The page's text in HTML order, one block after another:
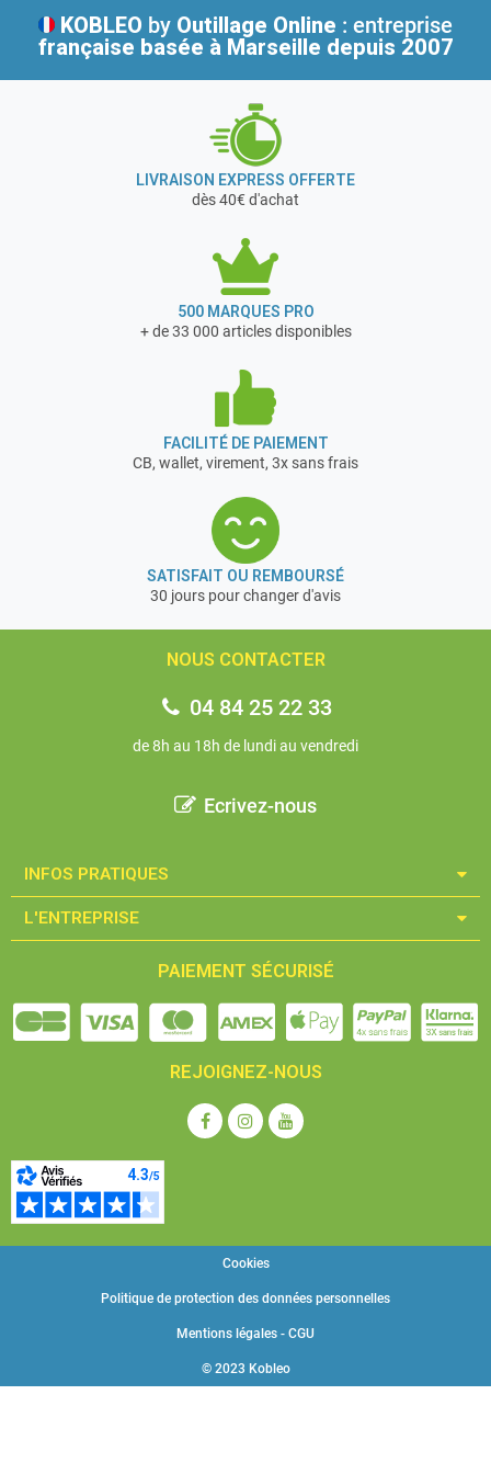
KOBLEO by Outillage Online : entreprise
française basée à Marseille depuis 2007
LIVRAISON EXPRESS OFFERTE
dès 40€ d'achat
500 MARQUES PRO
+ de 33 000 articles disponibles
FACILITÉ DE PAIEMENT
CB, wallet, virement, 3x sans frais
SATISFAIT OU REMBOURSÉ
30 jours pour changer d'avis
NOUS CONTACTER
04 84 25 22 33
de 8h au 18h de lundi au vendredi
Ecrivez-nous
INFOS PRATIQUES​
L'ENTREPRISE​
PAIEMENT SÉCURISÉ
REJOIGNEZ-NOUS
© 2023 Kobleo
Mentions légales - CGU
Politique de protection des données personnelles
Cookies